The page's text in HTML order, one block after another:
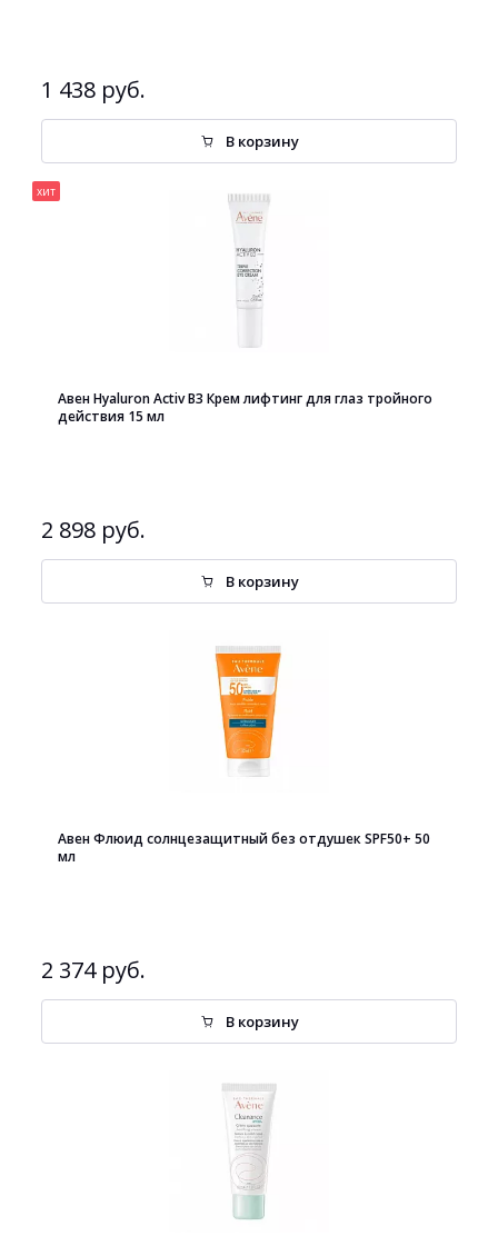
1 438 руб.
В корзину
хит
Авен Hyaluron Activ B3 Крем лифтинг для глаз тройного
действия 15 мл
2 898 руб.
В корзину
Авен Флюид солнцезащитный без отдушек SPF50+ 50
мл
2 374 руб.
В корзину